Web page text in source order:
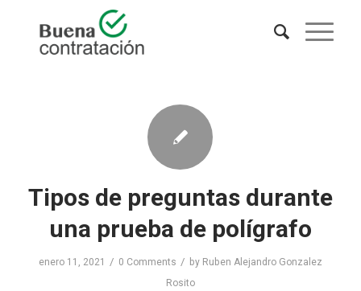
Tipos de preguntas durante
una prueba de polígrafo
enero 11, 2021 / 0 Comments / by Ruben Alejandro Gonzalez
Rosito